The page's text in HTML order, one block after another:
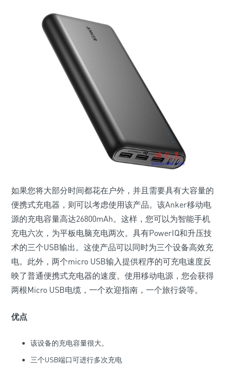
如果您将大部分时间都花在户外，并且需要具有大容量的
便携式充电器，则可以考虑使用该产品。该Anker移动电
源的充电容量高达26800mAh。这样，您可以为智能手机
充电六次，为平板电脑充电两次。具有PowerIQ和升压技
术的三个USB输出。这使产品可以同时为三个设备高效充
电。此外，两个micro USB输入提供程序的可充电速度反
映了普通便携式充电器的速度。使用移动电源，您会获得
两根Micro USB电缆，一个欢迎指南，一个旅行袋等。
优点
该设备的充电容量很大。
三个USB端口可进行多次充电